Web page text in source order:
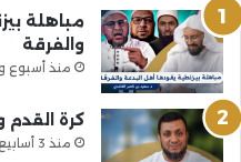
مباهلة
والفرقة
منذ أسبوع
كرة القدم
منذ 3 أسابيع